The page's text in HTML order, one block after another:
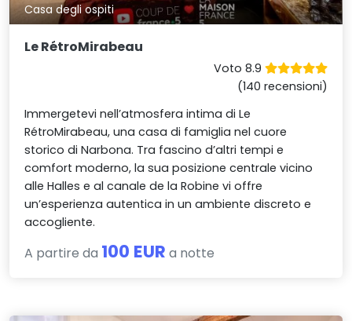
Casa degli ospiti
Le RétroMirabeau
Voto 8.9
(140 recensioni)
Immergetevi nell’atmosfera intima di Le
RétroMirabeau, una casa di famiglia nel cuore
storico di Narbona. Tra fascino d’altri tempi e
comfort moderno, la sua posizione centrale vicino
alle Halles e al canale de la Robine vi offre
un’esperienza autentica in un ambiente discreto e
accogliente.
A partire da 100 EUR a notte